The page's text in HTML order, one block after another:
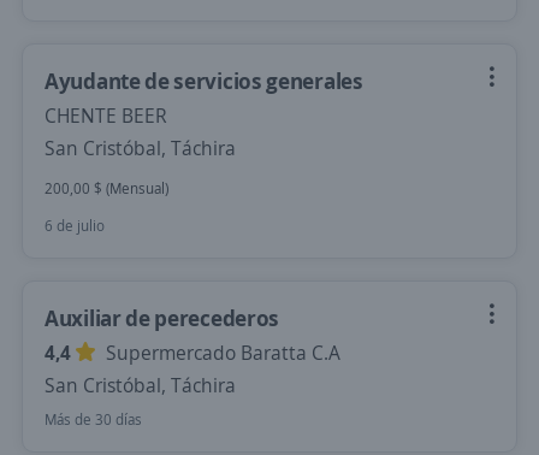
Ayudante de servicios generales
CHENTE BEER
San Cristóbal, Táchira
200,00 $ (Mensual)
6 de julio
Auxiliar de perecederos
4,4
Supermercado Baratta C.A
San Cristóbal, Táchira
Más de 30 días